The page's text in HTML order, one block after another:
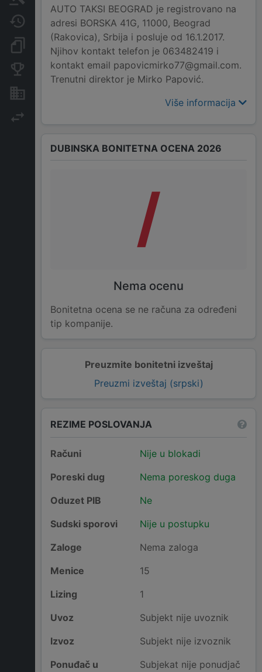
Javne nabavke
Dokumenti i objave
Konkurentske kompanije
AUTO TAKSI BEOGRAD je registrovano na
adresi BORSKA 41G, 11000, Beograd
(Rakovica), Srbija i posluje od 16.1.2017.
Njihov kontakt telefon je 063482419 i
kontakt email papovicmirko77@gmail.com.
Trenutni direktor je Mirko Papović.
Više informacija
Preuzmite bonitetni izveštaj
Preuzmi izveštaj (srpski)
DUBINSKA BONITETNA OCENA 2026
/
Nema ocenu
Bonitetna ocena se ne računa za određeni
tip kompanije.
REZIME POSLOVANJA
Računi
Nije u blokadi
Poreski dug
Nema poreskog duga
Oduzet PIB
Ne
Sudski sporovi
Nije u postupku
Zaloge
Nema zaloga
Menice
15
Lizing
1
Uvoz
Subjekt nije uvoznik
Izvoz
Subjekt nije izvoznik
Ponuđač u
Subjekat nije ponudjač